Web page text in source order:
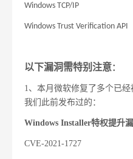
Windows TCP/IP
Windows Trust Verification API
以下漏洞需特别注意：
1、本月微软修复了多个已
我们此前发布过的：
Windows Installer特权提升
CVE-2021-1727